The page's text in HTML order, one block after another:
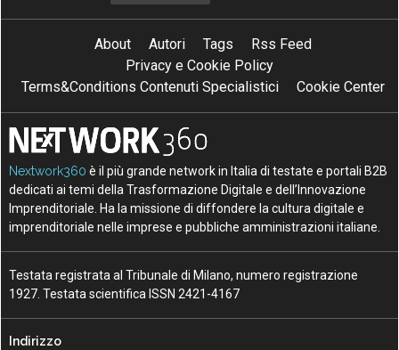
About Autori Tags
Rss Feed
Privacy e Cookie Policy
Terms&Conditions Contenuti Specialistici
Cookie Center
Nextwork360 è il più grande network in Italia di testate e portali B2B
dedicati ai temi della Trasformazione Digitale e dell’Innovazione
Imprenditoriale. Ha la missione di diffondere la cultura digitale e
imprenditoriale nelle imprese e pubbliche amministrazioni italiane.
Testata registrata al Tribunale di Milano, numero registrazione
1927. Testata scientifica ISSN 2421-4167
Indirizzo